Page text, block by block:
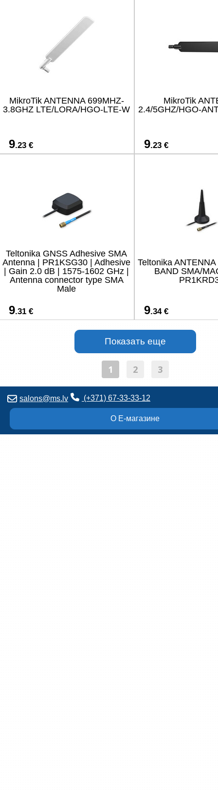
MikroTik ANTENNA 699MHZ-
3.8GHZ LTE/LORA/HGO-LTE-W
9.23 €
MikroTik
2.4/5GHZ/HGO-
9.23 €
Teltonika GNSS Adhesive SMA
Antenna | PR1KSG30 | Adhesive
| Gain 2.0 dB | 1575-1602 GHz |
Antenna connector type SMA
Male
9.31 €
Teltonika
BAND SMA/
9.34 €
1 2 3
salons@ms.lv (+371) 67-33-33-12